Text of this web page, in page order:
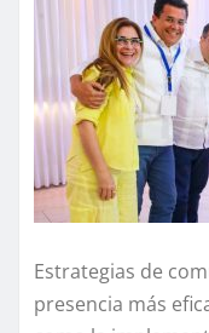
Estrategias de
presencia más